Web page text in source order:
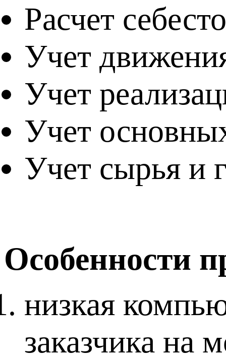
Расчет
Учет
Учет
Учет
Учет сырья и
Особенности
низкая
заказчика на